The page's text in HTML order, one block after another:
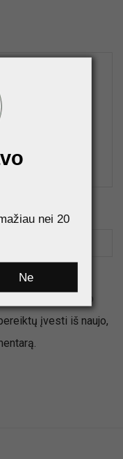
*
vardą, el. pašto
įvesti iš naujo,
nei 20
Ne